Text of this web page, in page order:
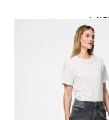
Miesten
NAISET
Naisten